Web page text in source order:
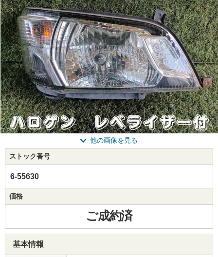
他の画像を見る
ストック番号
6-55630
価格
ご成約済
基本情報